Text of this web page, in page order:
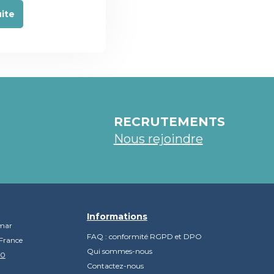
RECRUTEMENTS
Nous rejoindre
Informations
FAQ : conformité RGPD et DPO
Qui sommes-nous
Contactez-nous